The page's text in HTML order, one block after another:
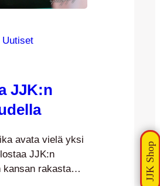
Uutiset
JJK:n
avata vielä yksi
JJK:n
rakastama